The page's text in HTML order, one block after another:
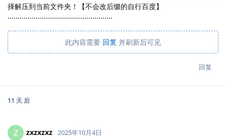
择解压到当前文件夹！【不会改后缀的自行百度】
····················································
此内容需要 回复 并刷新后可见
回复
11 天 后
Z zxzxzxz 2025年10月4日